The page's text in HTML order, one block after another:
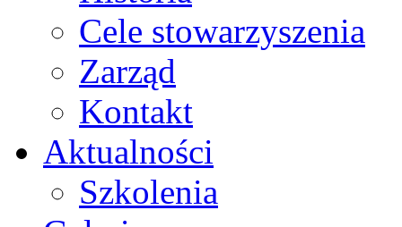
Cele stowarzyszenia
Zarząd
Kontakt
Aktualności
Szkolenia